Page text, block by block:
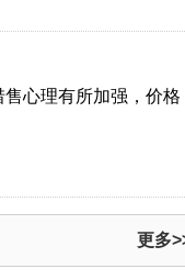
心理有所加强，价格
更多